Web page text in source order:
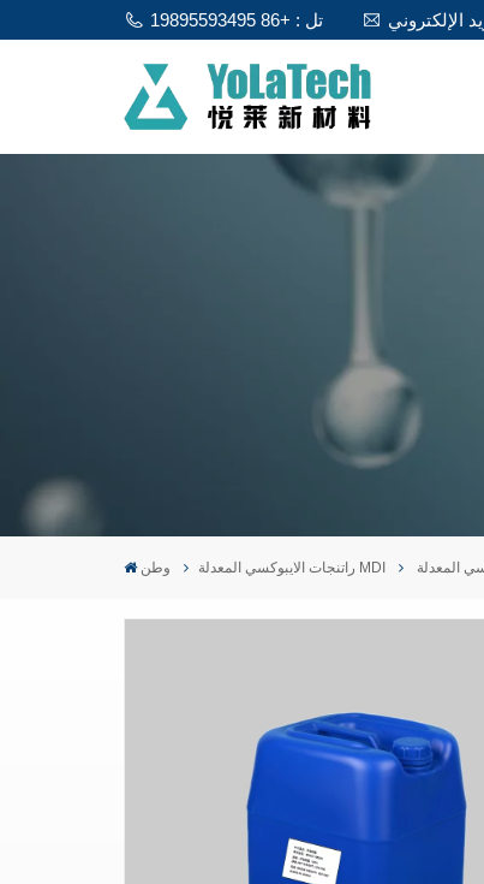
تل : +86 19895593495
وطن راتنجات الايبوكسي المعدلة MDI